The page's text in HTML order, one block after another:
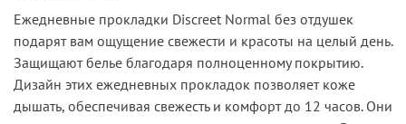
Ежедневные прокладки Discreet Normal без отдушек
подарят вам ощущение свежести и красоты на целый день.
Защищают белье благодаря полноценному покрытию.
Дизайн этих ежедневных прокладок позволяет коже
дышать, обеспечивая свежесть и комфорт до 12 часов. Они